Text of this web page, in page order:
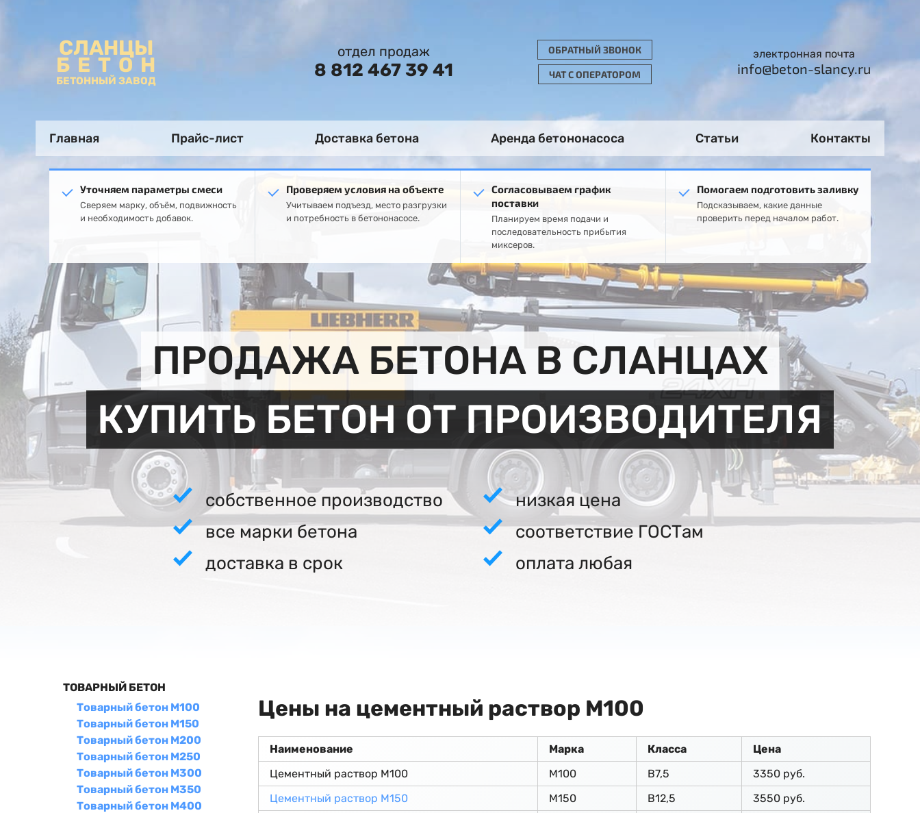
СЛАНЦЫ
БЕТОН
БЕТОННЫЙ ЗАВОД
отдел продаж
8 812 467 39 41
ОБРАТНЫЙ ЗВОНОК
ЧАТ С ОПЕРАТОРОМ
электронная почта
info@beton-slancy.ru
Главная Прайс-лист Доставка бетона Аренда бетононасоса Статьи Контакты
Уточняем параметры смеси
Сверяем марку, объём, подвижность
и необходимость добавок.
Проверяем условия на объекте
Учитываем подъезд, место разгрузки
и потребность в бетононасосе.
Согласовываем график
поставки
Планируем время подачи и
последовательность прибытия
миксеров.
Помогаем подготовить заливку
Подсказываем, какие данные
проверить перед началом работ.
ПРОДАЖА БЕТОНА В СЛАНЦАХ
КУПИТЬ БЕТОН ОТ ПРОИЗВОДИТЕЛЯ
собственное производство
низкая цена
все марки бетона
соответствие ГОСТам
доставка в срок
оплата любая
ТОВАРНЫЙ БЕТОН
Товарный бетон М100
Товарный бетон М150
Товарный бетон М200
Товарный бетон М250
Товарный бетон М300
Товарный бетон М350
Товарный бетон М400
Цены на цементный раствор М100
Наименование Марка Класса
Цена
Цементный раствор М100
М100 В7,5
3350 руб.
Цементный раствор М150
М150 В12,5
3550 руб.